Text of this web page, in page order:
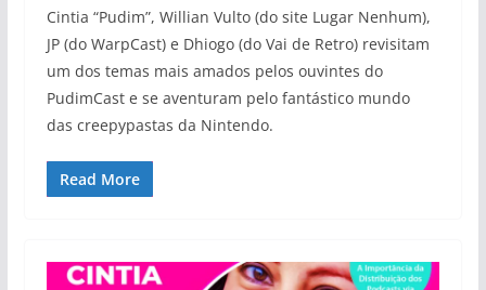
Cintia “Pudim”, Willian Vulto (do site Lugar Nenhum),
JP (do WarpCast) e Dhiogo (do Vai de Retro) revisitam
um dos temas mais amados pelos ouvintes do
PudimCast e se aventuram pelo fantástico mundo
das creepypastas da Nintendo.
Read More